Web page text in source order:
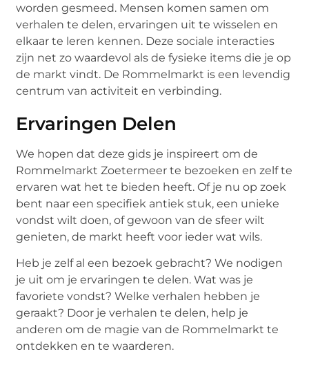
worden gesmeed. Mensen komen samen om
verhalen te delen, ervaringen uit te wisselen en
elkaar te leren kennen. Deze sociale interacties
zijn net zo waardevol als de fysieke items die je op
de markt vindt. De Rommelmarkt is een levendig
centrum van activiteit en verbinding.
Ervaringen Delen
We hopen dat deze gids je inspireert om de
Rommelmarkt Zoetermeer te bezoeken en zelf te
ervaren wat het te bieden heeft. Of je nu op zoek
bent naar een specifiek antiek stuk, een unieke
vondst wilt doen, of gewoon van de sfeer wilt
genieten, de markt heeft voor ieder wat wils.
Heb je zelf al een bezoek gebracht? We nodigen
je uit om je ervaringen te delen. Wat was je
favoriete vondst? Welke verhalen hebben je
geraakt? Door je verhalen te delen, help je
anderen om de magie van de Rommelmarkt te
ontdekken en te waarderen.